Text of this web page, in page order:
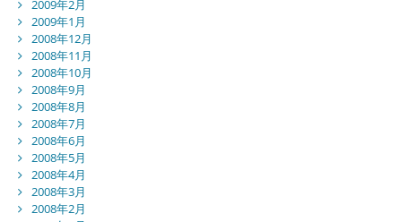
2009年2月
2009年1月
2008年12月
2008年11月
2008年10月
2008年9月
2008年8月
2008年7月
2008年6月
2008年5月
2008年4月
2008年3月
2008年2月